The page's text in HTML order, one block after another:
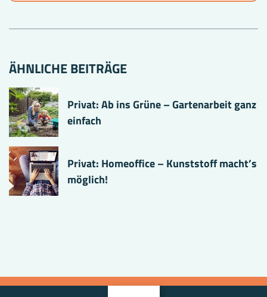
ÄHNLICHE BEITRÄGE
Privat: Ab ins Grüne – Gartenarbeit ganz
einfach
Privat: Homeoffice – Kunststoff macht’s
möglich!